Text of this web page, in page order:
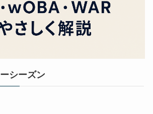
シーズン